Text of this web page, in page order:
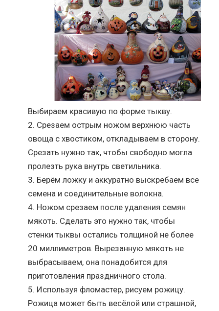
Выбираем красивую по форме тыкву.
Срезаем острым ножом верхнюю часть
овоща с хвостиком, откладываем в сторону.
Срезать нужно так, чтобы свободно могла
пролезть рука внутрь светильника.
Берём ложку и аккуратно выскребаем все
семена и соединительные волокна.
Ножом срезаем после удаления семян
мякоть. Сделать это нужно так, чтобы
стенки тыквы остались толщиной не более
20 миллиметров. Вырезанную мякоть не
выбрасываем, она понадобится для
приготовления праздничного стола.
Используя фломастер, рисуем рожицу.
Рожица может быть весёлой или страшной,